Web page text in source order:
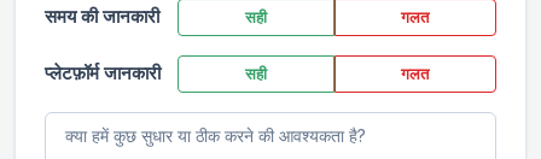
समय की जानकारी सही गलत
प्लेटफ़ॉर्म जानकारी सही गलत